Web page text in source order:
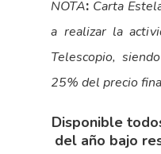
NOTA: Carta
a realizar la
Telescopio,
25% del precio
Disponible
del año bajo